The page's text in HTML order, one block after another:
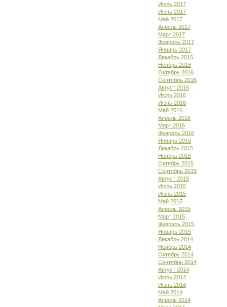
Июль 2017
Июнь 2017
Май 2017
Апрель 2017
Март 2017
Февраль 2017
Январь 2017
Декабрь 2016
Ноябрь 2016
Октябрь 2016
Сентябрь 2016
Август 2016
Июль 2016
Июнь 2016
Май 2016
Апрель 2016
Март 2016
Февраль 2016
Январь 2016
Декабрь 2015
Ноябрь 2015
Октябрь 2015
Сентябрь 2015
Август 2015
Июль 2015
Июнь 2015
Май 2015
Апрель 2015
Март 2015
Февраль 2015
Январь 2015
Декабрь 2014
Ноябрь 2014
Октябрь 2014
Сентябрь 2014
Август 2014
Июль 2014
Июнь 2014
Май 2014
Апрель 2014